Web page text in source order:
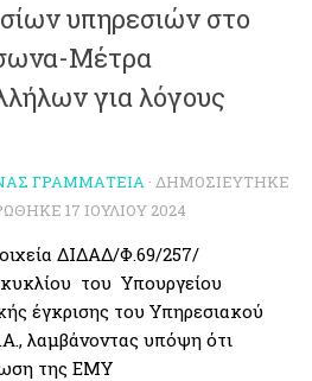
υπηρεσιών στο
Μέτρα
για λόγους
ΓΡΑΜΜΑΤΕΊΑ · ΔΗΜΟΣΙΕΎΤΗΚΕ
17 ΙΟΥΛΊΟΥ 2024
ΔΙΔΑΔ/Φ.69/257/
του Υπουργείου
έγκρισης του Υπηρεσιακού
λαμβάνοντας υπόψη ότι
της ΕΜΥ